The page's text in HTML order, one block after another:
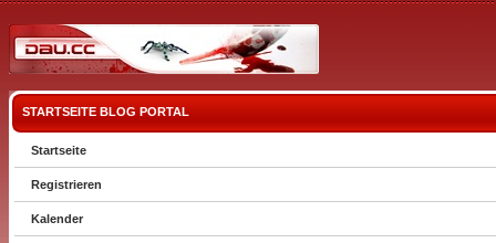
STARTSEITE BLOG PORTAL
Startseite
Registrieren
Kalender